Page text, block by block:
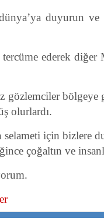
duyurun
ederek diğer
gözlemciler bölgeye
olurlardı.
selameti için bizlere
çoğaltın ve